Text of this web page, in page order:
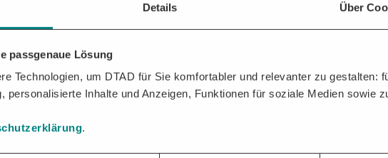
Details Über
passgenaue Lösung
Technologien, um DTAD für Sie komfortabler und relevanter zu gestalten:
personalisierte Inhalte und Anzeigen, Funktionen für soziale Medien sowie
.
dabei, das Beste aus der DTAD Plattform für Sie herauszuholen.
Erdbau & Erdarbeiten erhalten. Analysen zu Vergabeverhalten und potenziellen